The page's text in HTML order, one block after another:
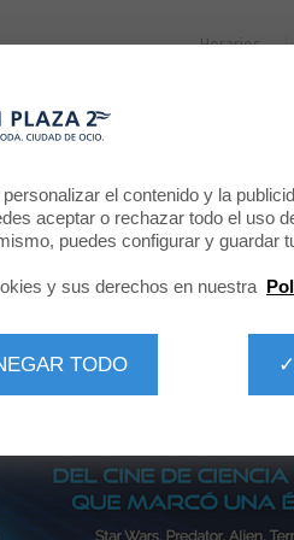
Horarios
GENERACIÓN
el contenido y la
aceptar o rechazar todo el uso
puedes configurar y guardar
y sus derechos en nuestra
TODO